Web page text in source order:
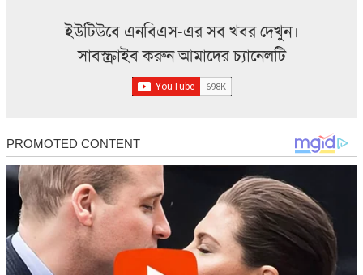
ইউটিউবে এনবিএস-এর সব খবর দেখুন।
সাবস্ক্রাইব করুন আমাদের চ্যানেলটি